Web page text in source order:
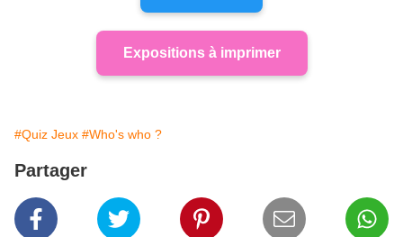
Expositions à imprimer
#Quiz Jeux #Who's who ?
Partager